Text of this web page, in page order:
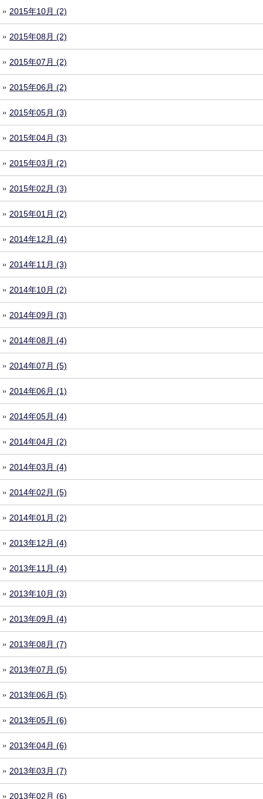
2015年10月 (2)
2015年08月 (2)
2015年07月 (2)
2015年06月 (2)
2015年05月 (3)
2015年04月 (3)
2015年03月 (2)
2015年02月 (3)
2015年01月 (2)
2014年12月 (4)
2014年11月 (3)
2014年10月 (2)
2014年09月 (3)
2014年08月 (4)
2014年07月 (5)
2014年06月 (1)
2014年05月 (4)
2014年04月 (2)
2014年03月 (4)
2014年02月 (5)
2014年01月 (2)
2013年12月 (4)
2013年11月 (4)
2013年10月 (3)
2013年09月 (4)
2013年08月 (7)
2013年07月 (5)
2013年06月 (5)
2013年05月 (6)
2013年04月 (6)
2013年03月 (7)
2013年02月 (6)